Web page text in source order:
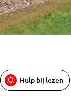
Hulp bij lezen